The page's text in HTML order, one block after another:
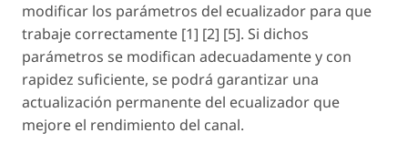
modificar los parámetros del ecualizador para que
trabaje correctamente [1] [2] [5]. Si dichos
parámetros se modifican adecuadamente y con
rapidez suficiente, se podrá garantizar una
actualización permanente del ecualizador que
mejore el rendimiento del canal.